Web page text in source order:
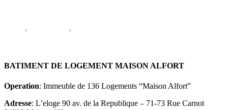
BATIMENT DE LOGEMENT MAISON ALFORT
Operation: Immeuble de 136 Logements “Maison Alfort”
Adresse: L’eloge 90 av. de la Republique – 71-73 Rue Carnot